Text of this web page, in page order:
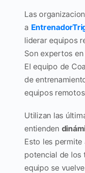
Las
a
liderar equipos
Son expertos
El equipo de
de
equipos
Utilizan las
entienden
Esto les
potencial de los
equipo se